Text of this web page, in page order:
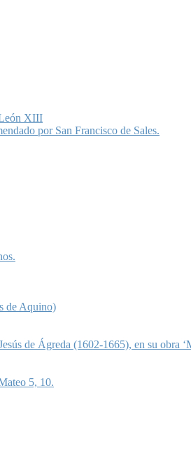
XIII
por San Francisco de Sales.
de Aquino)
de Ágreda (1602-1665), en su obra
5, 10.